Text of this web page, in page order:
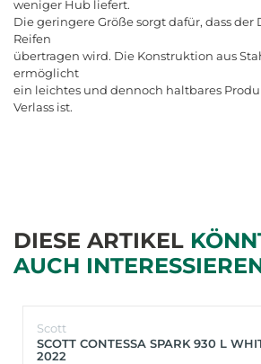
weniger Hub liefert.
Die geringere Größe sorgt dafür, dass der
Reifen
übertragen wird. Die Konstruktion aus
ermöglicht
ein leichtes und dennoch haltbares
Verlass ist.
DIESE ARTIKEL
AUCH
Scott
SCOTT CONTESSA SPARK 930 L
2022